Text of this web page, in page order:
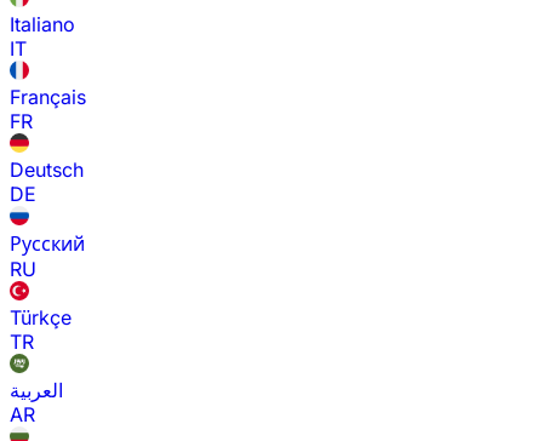
Italiano
IT
Français
FR
Deutsch
DE
Русский
RU
Türkçe
TR
العربية
AR